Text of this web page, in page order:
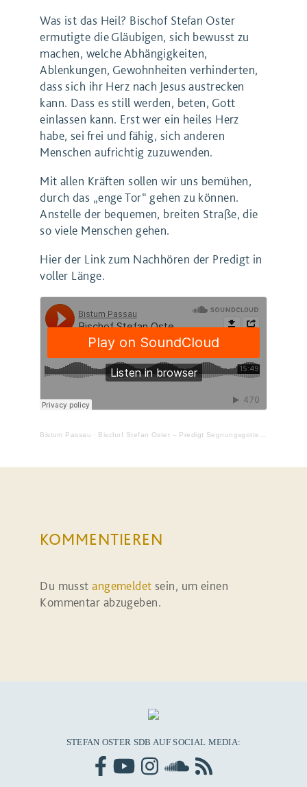
Was ist das Heil? Bischof Stefan Oster
ermutigte die Gläubigen, sich bewusst zu
machen, welche Abhängigkeiten,
Ablenkungen, Gewohnheiten verhinderten,
dass sich ihr Herz nach Jesus austrecken
kann. Dass es still werden, beten, Gott
einlassen kann. Erst wer ein heiles Herz
habe, sei frei und fähig, sich anderen
Menschen aufrichtig zuzuwenden.
Mit allen Kräften sollen wir uns bemühen,
durch das „enge Tor“ gehen zu können.
Anstelle der bequemen, breiten Straße, die
so viele Menschen gehen.
Hier der Link zum Nachhören der Predigt in
voller Länge.
Bistum Passau · Bischof Stefan Oster – Predigt Segnungsgottesdienst
KOMMENTIEREN
Du musstangemeldet sein, um einen
Kommentar abzugeben.
STEFAN OSTER SDB AUF SOCIAL MEDIA: